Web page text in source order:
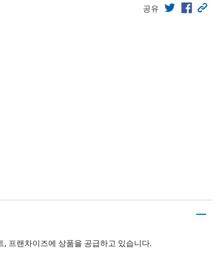
공유
프랜차이즈에 상품을 공급하고 있습니다.